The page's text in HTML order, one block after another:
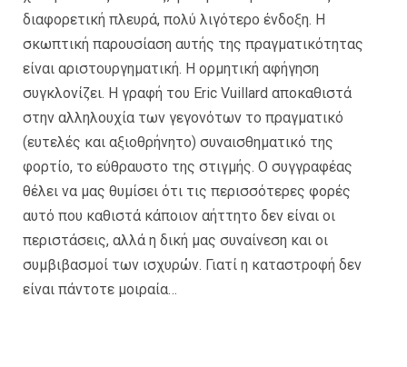
διαφορετική πλευρά, πολύ λιγότερο ένδοξη. Η
σκωπτική παρουσίαση αυτής της πραγματικότητας
είναι αριστουργηματική. Η ορμητική αφήγηση
συγκλονίζει. Η γραφή του Eric Vuillard αποκαθιστά
στην αλληλουχία των γεγονότων το πραγματικό
(ευτελές και αξιοθρήνητο) συναισθηματικό της
φορτίο, το εύθραυστο της στιγμής. Ο συγγραφέας
θέλει να μας θυμίσει ότι τις περισσότερες φορές
αυτό που καθιστά κάποιον αήττητο δεν είναι οι
περιστάσεις, αλλά η δική μας συναίνεση και οι
συμβιβασμοί των ισχυρών. Γιατί η καταστροφή δεν
είναι πάντοτε μοιραία…